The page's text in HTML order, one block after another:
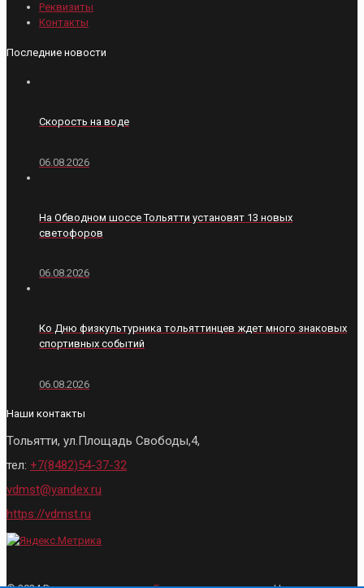
Реквизиты
Контакты
Последние новости
Скорость на воде
06.08.2026
На Обводном шоссе Тольятти установят 13 новых
светофоров
06.08.2026
Ко Дню физкультурника тольяттинцев ждет много знаковых
спортивных событий
06.08.2026
Наши контакты
Тольятти, ул.Площадь Свободы,4,
тел: +7(8482)54-37-32
vdmst@yandex.ru
https://vdmst.ru